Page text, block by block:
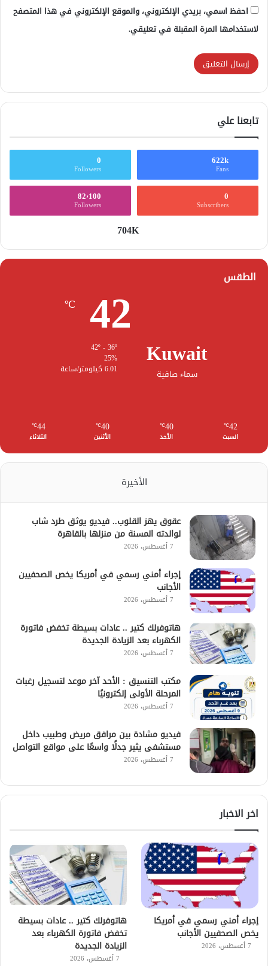
احفظ اسمي، بريدي الإلكتروني، والموقع الإلكتروني في هذا المتصفح
لاستخدامها المرة المقبلة في تعليقي.
تابعنا علي
622k
Fans
0
Followers
0
Subscribers
82٬100
Followers
704K
الطقس
Kuwait
سماء صافية
42
℃
25%
6.01 كيلومتر/ساعة
42
℃
السبت
40
℃
الأحد
40
℃
الأثنين
44
℃
الثلاثاء
الأخيرة
عقوق يهز القلوب.. فيديو يوثق طرد شاب
لوالدته المسنة من منزلها بالقاهرة
7 أغسطس، 2026
إجراء أمني رسمي في أمريكا يخص الصحفيين
الأجانب
7 أغسطس، 2026
هاتوفرلك كتير .. عادات بسيطة تخفض فاتورة
الكهرباء بعد الزيادة الجديدة
7 أغسطس، 2026
مكتب التنسيق : الأحد آخر موعد لتسجيل رغبات
المرحلة الأولى إلكترونيًا
7 أغسطس، 2026
فيديو مشادة بين مرافق مريض وطبيب داخل
مستشفى يثير جدلًا واسعًا على مواقع التواصل
7 أغسطس، 2026
اخر الاخبار
إجراء أمني رسمي في أمريكا
يخص الصحفيين الأجانب
7 أغسطس، 2026
هاتوفرلك كتير .. عادات بسيطة
تخفض فاتورة الكهرباء بعد
الزيادة الجديدة
7 أغسطس، 2026